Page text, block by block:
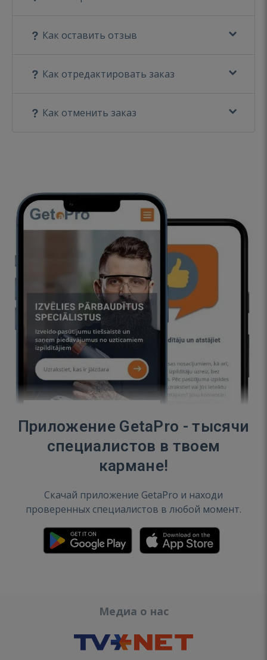
Как оставить отзыв
Как отредактировать заказ
Как отменить заказ
Приложение GetaPro - тысячи
специалистов в твоем
кармане!
Скачай приложение GetaPro и находи
проверенных специалистов в любой момент.
Медиа о нас